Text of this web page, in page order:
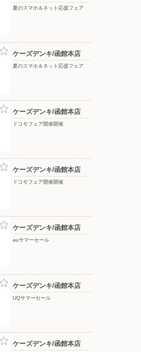
援フェア
夏のスマホ＆ネット応援フェア
ケーズデンキ/函館本店
夏のスマホ＆ネット応援フェア
ケーズデンキ/函館本店
ドコモフェア開催開催
ケーズデンキ/函館本店
ドコモフェア開催開催
ケーズデンキ/函館本店
auサマーセール
ケーズデンキ/函館本店
UQサマーセール
ケーズデンキ/函館本店